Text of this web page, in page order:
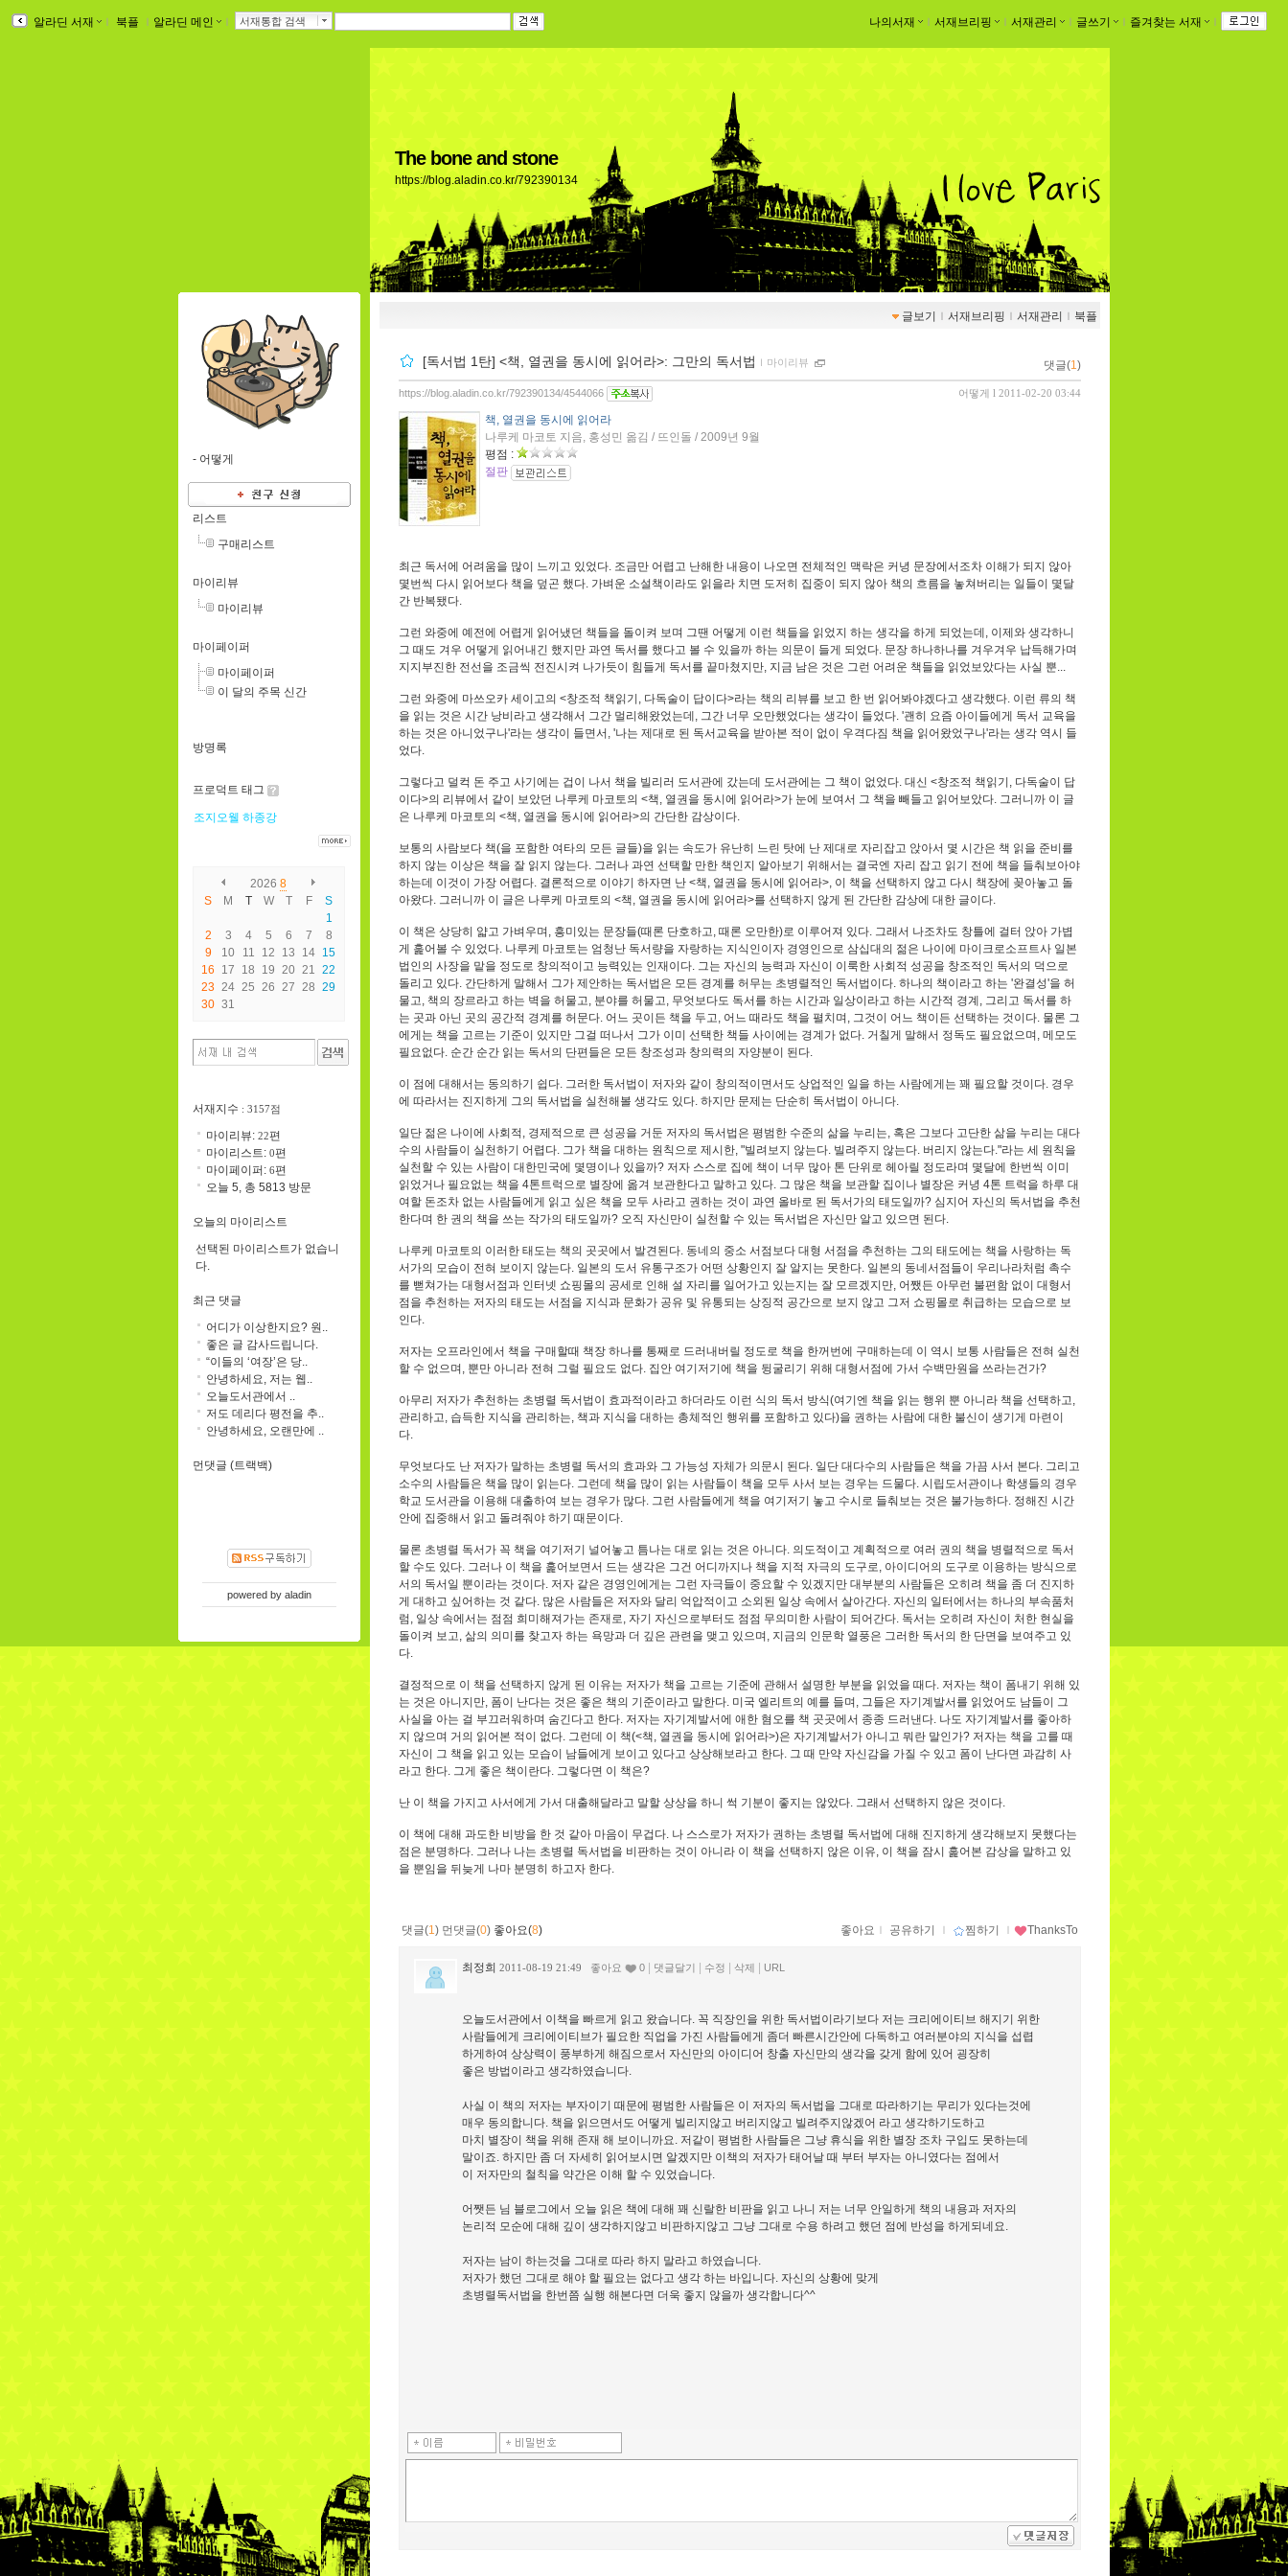
알라딘 서재 ｌ 북플 ｌ 알라딘 메인 ｌ 서재통합 검색 나의서재 ｌ 서재브리핑 ｌ 서재관리 ｌ 글쓰기 ｌ 즐겨찾는 서재 ｌ
The bone and stone
https://blog.aladin.co.kr/792390134
글보기 ｌ 서재브리핑 ｌ 서재관리 ｌ 북플
[독서법 1탄] <책, 열권을 동시에 읽어라>: 그만의 독서법 ｌ 마이리뷰 댓글(1)
어떻게 l 2011-02-20 03:44
https://blog.aladin.co.kr/792390134/4544066
책, 열권을 동시에 읽어라
나루케 마코토 지음, 홍성민 옮김 / 뜨인돌 / 2009년 9월
평점 :
절판
최근 독서에 어려움을 많이 느끼고 있었다. 조금만 어렵고 난해한 내용이 나오면 전체적인 맥락은 커녕 문장에서조차 이해가 되지 않아
몇번씩 다시 읽어보다 책을 덮곤 했다. 가벼운 소설책이라도 읽을라 치면 도저히 집중이 되지 않아 책의 흐름을 놓쳐버리는 일들이 몇달
간 반복됐다.
그런 와중에 예전에 어렵게 읽어냈던 책들을 돌이켜 보며 그땐 어떻게 이런 책들을 읽었지 하는 생각을 하게 되었는데, 이제와 생각하니
그 때도 겨우 어떻게 읽어내긴 했지만 과연 독서를 했다고 볼 수 있을까 하는 의문이 들게 되었다. 문장 하나하나를 겨우겨우 납득해가며
지지부진한 전선을 조금씩 전진시켜 나가듯이 힘들게 독서를 끝마쳤지만, 지금 남은 것은 그런 어려운 책들을 읽었보았다는 사실 뿐...
그런 와중에 마쓰오카 세이고의 <창조적 책읽기, 다독술이 답이다>라는 책의 리뷰를 보고 한 번 읽어봐야겠다고 생각했다. 이런 류의 책
을 읽는 것은 시간 낭비라고 생각해서 그간 멀리해왔었는데, 그간 너무 오만했었다는 생각이 들었다. '괜히 요즘 아이들에게 독서 교육을
하는 것은 아니었구나'라는 생각이 들면서, '나는 제대로 된 독서교육을 받아본 적이 없이 우격다짐 책을 읽어왔었구나'라는 생각 역시 들
었다.
그렇다고 덜컥 돈 주고 사기에는 겁이 나서 책을 빌리러 도서관에 갔는데 도서관에는 그 책이 없었다. 대신 <창조적 책읽기, 다독술이 답
이다>의 리뷰에서 같이 보았던 나루케 마코토의 <책, 열권을 동시에 읽어라>가 눈에 보여서 그 책을 빼들고 읽어보았다. 그러니까 이 글
은 나루케 마코토의 <책, 열권을 동시에 읽어라>의 간단한 감상이다.
보통의 사람보다 책(을 포함한 여타의 모든 글들)을 읽는 속도가 유난히 느린 탓에 난 제대로 자리잡고 앉아서 몇 시간은 책 읽을 준비를
하지 않는 이상은 책을 잘 읽지 않는다. 그러나 과연 선택할 만한 책인지 알아보기 위해서는 결국엔 자리 잡고 읽기 전에 책을 들춰보아야
하는데 이것이 가장 어렵다. 결론적으로 이야기 하자면 난 <책, 열권을 동시에 읽어라>, 이 책을 선택하지 않고 다시 책장에 꽂아놓고 돌
아왔다. 그러니까 이 글은 나루케 마코토의 <책, 열권을 동시에 읽어라>를 선택하지 않게 된 간단한 감상에 대한 글이다.
이 책은 상당히 얇고 가벼우며, 흥미있는 문장들(때론 단호하고, 때론 오만한)로 이루어져 있다. 그래서 나조차도 창틀에 걸터 앉아 가볍
게 훑어볼 수 있었다. 나루케 마코토는 엄청난 독서량을 자랑하는 지식인이자 경영인으로 삼십대의 젊은 나이에 마이크로소프트사 일본
법인의 사장을 맡을 정도로 창의적이고 능력있는 인재이다. 그는 자신의 능력과 자신이 이룩한 사회적 성공을 창조적인 독서의 덕으로
돌리고 있다. 간단하게 말해서 그가 제안하는 독서법은 모든 경계를 허무는 초병렬적인 독서법이다. 하나의 책이라고 하는 '완결성'을 허
물고, 책의 장르라고 하는 벽을 허물고, 분야를 허물고, 무엇보다도 독서를 하는 시간과 일상이라고 하는 시간적 경계, 그리고 독서를 하
는 곳과 아닌 곳의 공간적 경계를 허문다. 어느 곳이든 책을 두고, 어느 때라도 책을 펼치며, 그것이 어느 책이든 선택하는 것이다. 물론 그
에게는 책을 고르는 기준이 있지만 그걸 떠나서 그가 이미 선택한 책들 사이에는 경계가 없다. 거칠게 말해서 정독도 필요없으며, 메모도
필요없다. 순간 순간 읽는 독서의 단편들은 모든 창조성과 창의력의 자양분이 된다.
이 점에 대해서는 동의하기 쉽다. 그러한 독서법이 저자와 같이 창의적이면서도 상업적인 일을 하는 사람에게는 꽤 필요할 것이다. 경우
에 따라서는 진지하게 그의 독서법을 실천해볼 생각도 있다. 하지만 문제는 단순히 독서법이 아니다.
일단 젊은 나이에 사회적, 경제적으로 큰 성공을 거둔 저자의 독서법은 평범한 수준의 삶을 누리는, 혹은 그보다 고단한 삶을 누리는 대다
수의 사람들이 실천하기 어렵다. 그가 책을 대하는 원칙으로 제시한, "빌려보지 않는다. 빌려주지 않는다. 버리지 않는다."라는 세 원칙을
실천할 수 있는 사람이 대한민국에 몇명이나 있을까? 저자 스스로 집에 책이 너무 많아 톤 단위로 헤아릴 정도라며 몇달에 한번씩 이미
읽었거나 필요없는 책을 4톤트럭으로 별장에 옮겨 보관한다고 말하고 있다. 그 많은 책을 보관할 집이나 별장은 커녕 4톤 트럭을 하루 대
여할 돈조차 없는 사람들에게 읽고 싶은 책을 모두 사라고 권하는 것이 과연 올바로 된 독서가의 태도일까? 심지어 자신의 독서법을 추천
한다며 한 권의 책을 쓰는 작가의 태도일까? 오직 자신만이 실천할 수 있는 독서법은 자신만 알고 있으면 된다.
나루케 마코토의 이러한 태도는 책의 곳곳에서 발견된다. 동네의 중소 서점보다 대형 서점을 추천하는 그의 태도에는 책을 사랑하는 독
서가의 모습이 전혀 보이지 않는다. 일본의 도서 유통구조가 어떤 상황인지 잘 알지는 못한다. 일본의 동네서점들이 우리나라처럼 촉수
를 뻗쳐가는 대형서점과 인터넷 쇼핑몰의 공세로 인해 설 자리를 일어가고 있는지는 잘 모르겠지만, 어쨌든 아무런 불편함 없이 대형서
점을 추천하는 저자의 태도는 서점을 지식과 문화가 공유 및 유통되는 상징적 공간으로 보지 않고 그저 쇼핑몰로 취급하는 모습으로 보
인다.
저자는 오프라인에서 책을 구매할때 책장 하나를 통째로 드러내버릴 정도로 책을 한꺼번에 구매하는데 이 역시 보통 사람들은 전혀 실천
할 수 없으며, 뿐만 아니라 전혀 그럴 필요도 없다. 집안 여기저기에 책을 뒹굴리기 위해 대형서점에 가서 수백만원을 쓰라는건가?
아무리 저자가 추천하는 초병렬 독서법이 효과적이라고 하더라도 이런 식의 독서 방식(여기엔 책을 읽는 행위 뿐 아니라 책을 선택하고,
관리하고, 습득한 지식을 관리하는, 책과 지식을 대하는 총체적인 행위를 포함하고 있다)을 권하는 사람에 대한 불신이 생기게 마련이
다.
무엇보다도 난 저자가 말하는 초병렬 독서의 효과와 그 가능성 자체가 의문시 된다. 일단 대다수의 사람들은 책을 가끔 사서 본다. 그리고
소수의 사람들은 책을 많이 읽는다. 그런데 책을 많이 읽는 사람들이 책을 모두 사서 보는 경우는 드물다. 시립도서관이나 학생들의 경우
학교 도서관을 이용해 대출하여 보는 경우가 많다. 그런 사람들에게 책을 여기저기 놓고 수시로 들춰보는 것은 불가능하다. 정해진 시간
안에 집중해서 읽고 돌려줘야 하기 때문이다.
물론 초병렬 독서가 꼭 책을 여기저기 널어놓고 틈나는 대로 읽는 것은 아니다. 의도적이고 계획적으로 여러 권의 책을 병렬적으로 독서
할 수도 있다. 그러나 이 책을 훑어보면서 드는 생각은 그건 어디까지나 책을 지적 자극의 도구로, 아이디어의 도구로 이용하는 방식으로
서의 독서일 뿐이라는 것이다. 저자 같은 경영인에게는 그런 자극들이 중요할 수 있겠지만 대부분의 사람들은 오히려 책을 좀 더 진지하
게 대하고 싶어하는 것 같다. 많은 사람들은 저자와 달리 억압적이고 소외된 일상 속에서 살아간다. 자신의 일터에서는 하나의 부속품처
럼, 일상 속에서는 점점 희미해져가는 존재로, 자기 자신으로부터도 점점 무의미한 사람이 되어간다. 독서는 오히려 자신이 처한 현실을
돌이켜 보고, 삶의 의미를 찾고자 하는 욕망과 더 깊은 관련을 맺고 있으며, 지금의 인문학 열풍은 그러한 독서의 한 단면을 보여주고 있
다.
결정적으로 이 책을 선택하지 않게 된 이유는 저자가 책을 고르는 기준에 관해서 설명한 부분을 읽었을 때다. 저자는 책이 폼내기 위해 있
는 것은 아니지만, 폼이 난다는 것은 좋은 책의 기준이라고 말한다. 미국 엘리트의 예를 들며, 그들은 자기계발서를 읽었어도 남들이 그
사실을 아는 걸 부끄러워하며 숨긴다고 한다. 저자는 자기계발서에 애한 혐오를 책 곳곳에서 종종 드러낸다. 나도 자기계발서를 좋아하
지 않으며 거의 읽어본 적이 없다. 그런데 이 책(<책, 열권을 동시에 읽어라>)은 자기계발서가 아니고 뭐란 말인가? 저자는 책을 고를 때
자신이 그 책을 읽고 있는 모습이 남들에게 보이고 있다고 상상해보라고 한다. 그 때 만약 자신감을 가질 수 있고 폼이 난다면 과감히 사
라고 한다. 그게 좋은 책이란다. 그렇다면 이 책은?
난 이 책을 가지고 사서에게 가서 대출해달라고 말할 상상을 하니 썩 기분이 좋지는 않았다. 그래서 선택하지 않은 것이다.
이 책에 대해 과도한 비방을 한 것 같아 마음이 무겁다. 나 스스로가 저자가 권하는 초병렬 독서법에 대해 진지하게 생각해보지 못했다는
점은 분명하다. 그러나 나는 초병렬 독서법을 비판하는 것이 아니라 이 책을 선택하지 않은 이유, 이 책을 잠시 훑어본 감상을 말하고 있
을 뿐임을 뒤늦게 나마 분명히 하고자 한다.
댓글(1) 먼댓글(0) 좋아요(8) 좋아요 ｌ 공유하기 ｌ 찜하기 ｌ ThanksTo
최정희 2011-08-19 21:49 좋아요 0 댓글달기 수정 삭제 URL
오늘도서관에서 이책을 빠르게 읽고 왔습니다. 꼭 직장인을 위한 독서법이라기보다 저는 크리에이티브 해지기 위한
사람들에게 크리에이티브가 필요한 직업을 가진 사람들에게 좀더 빠른시간안에 다독하고 여러분야의 지식을 섭렵
하게하여 상상력이 풍부하게 해짐으로서 자신만의 아이디어 창출 자신만의 생각을 갖게 함에 있어 굉장히
좋은 방법이라고 생각하였습니다.
사실 이 책의 저자는 부자이기 때문에 평범한 사람들은 이 저자의 독서법을 그대로 따라하기는 무리가 있다는것에
매우 동의합니다. 책을 읽으면서도 어떻게 빌리지않고 버리지않고 빌려주지않겠어 라고 생각하기도하고
마치 별장이 책을 위해 존재 해 보이니까요. 저같이 평범한 사람들은 그냥 휴식을 위한 별장 조차 구입도 못하는데
말이죠. 하지만 좀 더 자세히 읽어보시면 알겠지만 이책의 저자가 태어날 때 부터 부자는 아니였다는 점에서
이 저자만의 철칙을 약간은 이해 할 수 있었습니다.
어쨋든 님 블로그에서 오늘 읽은 책에 대해 꽤 신랄한 비판을 읽고 나니 저는 너무 안일하게 책의 내용과 저자의
논리적 모순에 대해 깊이 생각하지않고 비판하지않고 그냥 그대로 수용 하려고 했던 점에 반성을 하게되네요.
저자는 남이 하는것을 그대로 따라 하지 말라고 하였습니다.
저자가 했던 그대로 해야 할 필요는 없다고 생각 하는 바입니다. 자신의 상황에 맞게
초병렬독서법을 한번쯤 실행 해본다면 더욱 좋지 않을까 생각합니다^^
- 어떻게
리스트
구매리스트
마이리뷰
마이리뷰
마이페이퍼
마이페이퍼
이 달의 주목 신간
방명록
프로덕트 태그
조지오웰 하종강
2026 8
S
M T W T F
S
1
2
3 4 5 6 7
8
9
10 11 12 13 14 15
16
17 18 19 20 21 22
23 24 25 26 27 28 29
30 31
서재지수 : 3157점
마이리뷰: 22편
마이리스트: 0편
마이페이퍼: 6편
오늘 5, 총 5813 방문
오늘의 마이리스트
선택된 마이리스트가 없습니
다.
최근 댓글
어디가 이상한지요? 원..
좋은 글 감사드립니다.
“이들의 ‘여장’은 당..
안녕하세요, 저는 웹..
오늘도서관에서 ..
저도 데리다 평전을 추..
안녕하세요, 오랜만에 ..
먼댓글 (트랙백)
powered by aladin